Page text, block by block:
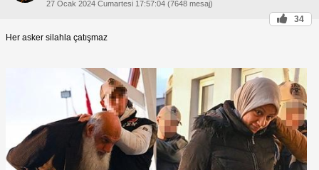
27 Ocak 2024 Cumartesi 17:57:04 (7648 mesaj)
34
Her asker silahla çatışmaz